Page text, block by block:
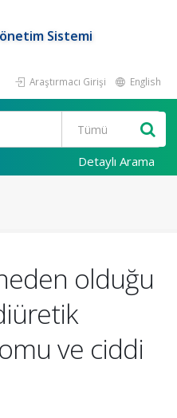
Sistemi
Araştırmacı Girişi English
Detaylı Arama
olduğu
ve ciddi